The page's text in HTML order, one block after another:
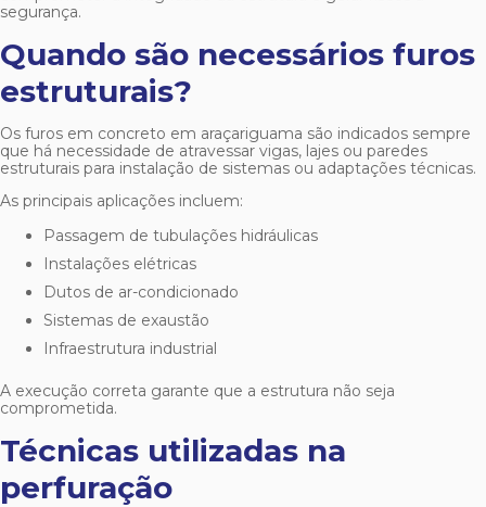
segurança.
Quando são necessários furos
estruturais?
Os furos em concreto em araçariguama são indicados sempre
que há necessidade de atravessar vigas, lajes ou paredes
estruturais para instalação de sistemas ou adaptações técnicas.
As principais aplicações incluem:
Passagem de tubulações hidráulicas
Instalações elétricas
Dutos de ar-condicionado
Sistemas de exaustão
Infraestrutura industrial
A execução correta garante que a estrutura não seja
comprometida.
Técnicas utilizadas na
perfuração